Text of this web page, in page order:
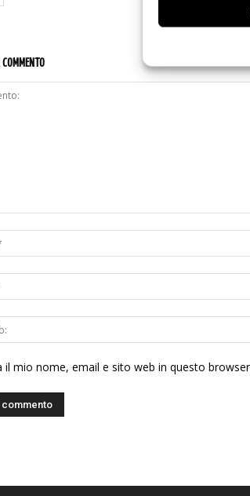
il mio nome, email e sito web in questo